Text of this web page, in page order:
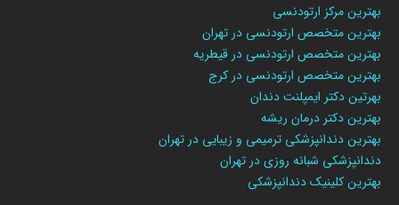
بهترین مرکز ارتودنسی
بهترین متخصص ارتودنسی در تهران
بهترین متخصص ارتودنسی در قیطریه
بهترین متخصص ارتودنسی در کرج
بهرتین دکتر ایمپلنت دندان
بهترین دکتر درمان ریشه
بهترین دندانپزشکی ترمیمی و زیبایی در تهران
دندانپزشکی شبانه روزی در تهران
بهترین کلینیک دندانپزشکی